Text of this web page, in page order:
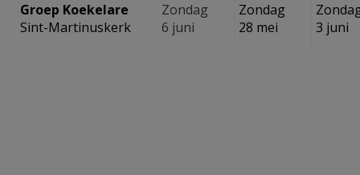
Groep Koekelare
Sint-Martinuskerk
Zondag
6 juni
Zondag
28 mei
3 juni